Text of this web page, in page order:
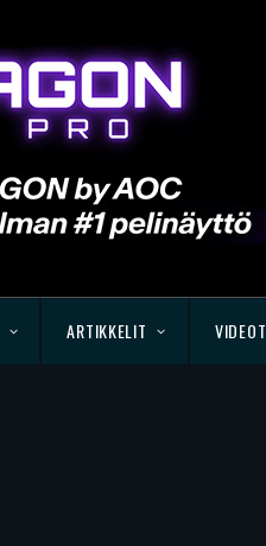
ARTIKKELIT VIDEOT